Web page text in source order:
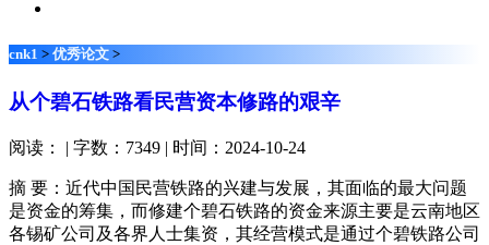
cnk1 > 优秀论文 >
从个碧石铁路看民营资本修路的艰辛
阅读： | 字数：7349 | 时间：2024-10-24
摘 要：近代中国民营铁路的兴建与发展，其面临的最大问题
是资金的筹集，而修建个碧石铁路的资金来源主要是云南地区
各锡矿公司及各界人士集资，其经营模式是通过个碧铁路公司